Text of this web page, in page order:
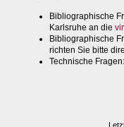
Bibliographische
Karlsruhe an die
Bibliographische
richten Sie bitte
Technische Fragen